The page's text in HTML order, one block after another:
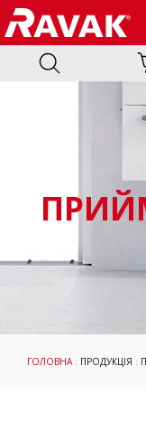
ГОЛОВНА: ПРОДУКЦІЯ :